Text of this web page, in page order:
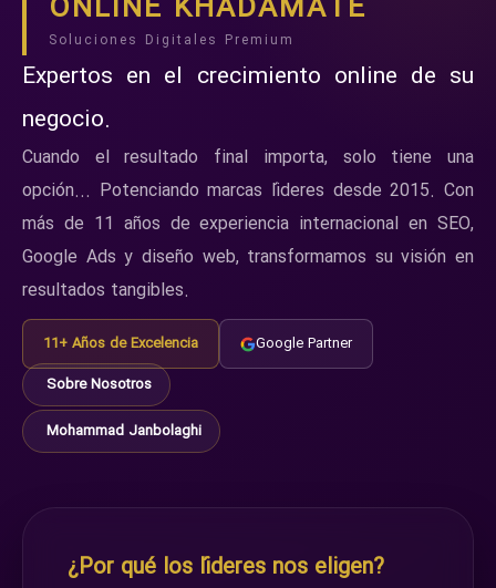
ONLINE KHADAMATE
Soluciones Digitales Premium
Expertos en el crecimiento online de su
negocio.
Cuando el resultado final importa, solo tiene una
opción... Potenciando marcas líderes desde 2015. Con
más de 11 años de experiencia internacional en SEO,
Google Ads y diseño web, transformamos su visión en
resultados tangibles.
11+ Años de Excelencia
Google Partner
Sobre Nosotros
Mohammad Janbolaghi
¿Por qué los líderes nos eligen?